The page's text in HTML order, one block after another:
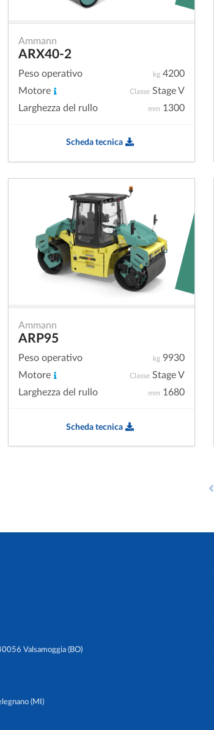
Ammann
ARX40-2
kg4200
Peso operativo
ClasseStage V
Motore
mm 1300
Larghezza del rullo
Scheda tecnica
Ammann
ARP95
kg9930
Peso operativo
ClasseStage V
Motore
mm 1680
Larghezza del rullo
Scheda tecnica
Valsamoggia (BO)
(MI)